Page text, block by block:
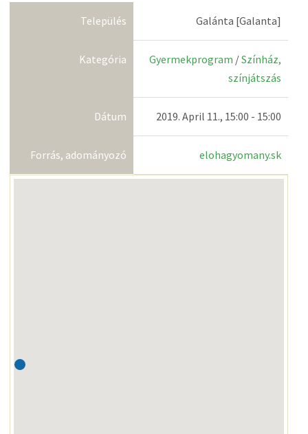
Település Galánta [Galanta]
Kategória Gyermekprogram /Színház,
színjátszás
Dátum 2019. April 11., 15:00 - 15:00
Forrás, adományozó elohagyomany.sk